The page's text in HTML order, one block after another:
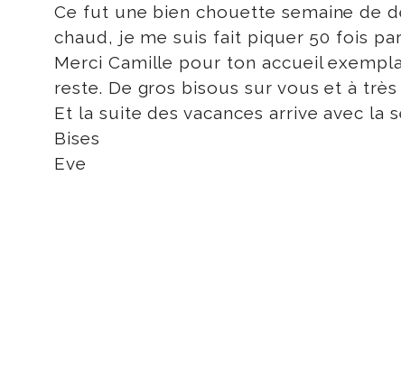
Ce fut une bien chouette semaine de
chaud, je me suis fait piquer 50 fois
Merci Camille pour ton accueil
reste. De gros bisous sur vous et à très
Et la suite des vacances arrive avec la
Bises
Eve